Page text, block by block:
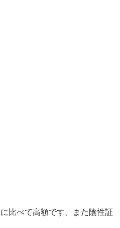
比べて高額です。また陰性証